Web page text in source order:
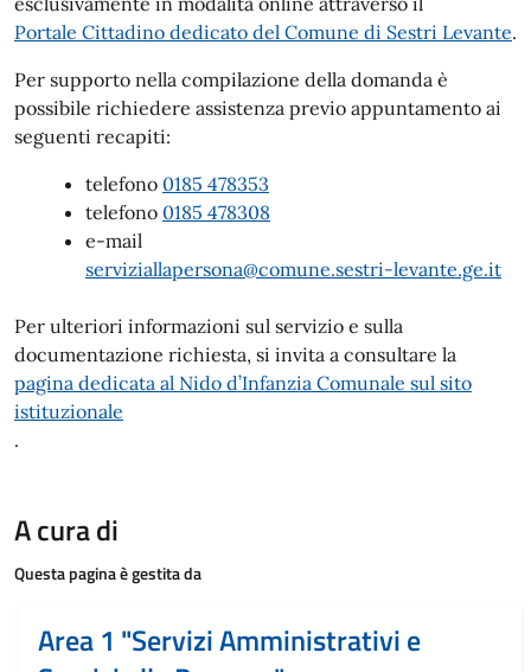
Portale Cittadino dedicato del Comune di Sestri Levante.
Per supporto nella compilazione della domanda è
possibile richiedere assistenza previo appuntamento ai
seguenti recapiti:
telefono 0185 478353
telefono 0185 478308
e-mail
serviziallapersona@comune.sestri-levante.ge.it
Per ulteriori informazioni sul servizio e sulla
documentazione richiesta, si invita a consultare la
pagina dedicata al Nido d’Infanzia Comunale sul sito
istituzionale
.
A cura di
Questa pagina è gestita da
Area 1 "Servizi Amministrativi e